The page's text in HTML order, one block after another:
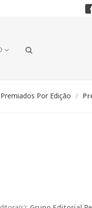
Premiados Por Edição